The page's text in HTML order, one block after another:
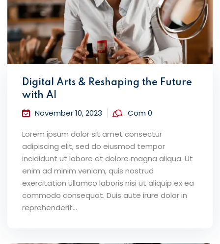
Digital Arts & Reshaping the Future
with AI
November 10, 2023 Com 0
Lorem ipsum dolor sit amet consectur
adipiscing elit, sed do eiusmod tempor
incididunt ut labore et dolore magna aliqua. Ut
enim ad minim veniam, quis nostrud
exercitation ullamco laboris nisi ut aliquip ex ea
commodo consequat. Duis aute irure dolor in
reprehenderit...